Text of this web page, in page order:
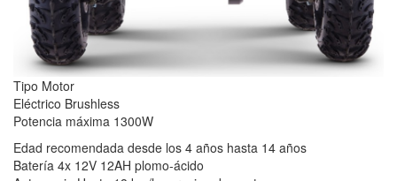
Tipo Motor
Eléctrico Brushless
Potencia máxima 1300W
Edad recomendada desde los 4 años hasta 14 años
Batería 4x 12V 12AH plomo-ácido